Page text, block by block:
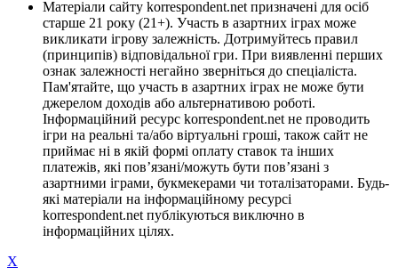
Матеріали сайту korrespondent.net призначені для осіб
старше 21 року (21+). Участь в азартних іграх може
викликати ігрову залежність. Дотримуйтесь правил
(принципів) відповідальної гри. При виявленні перших
ознак залежності негайно зверніться до спеціаліста.
Пам'ятайте, що участь в азартних іграх не може бути
джерелом доходів або альтернативою роботі.
Інформаційний ресурс korrespondent.net не проводить
ігри на реальні та/або віртуальні гроші, також сайт не
приймає ні в якій формі оплату ставок та інших
платежів, які пов’язані/можуть бути пов’язані з
азартними іграми, букмекерами чи тоталізаторами. Будь-
які матеріали на інформаційному ресурсі
korrespondent.net публікуються виключно в
інформаційних цілях.
X